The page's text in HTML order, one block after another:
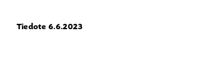
Tiedote 6.6.2023